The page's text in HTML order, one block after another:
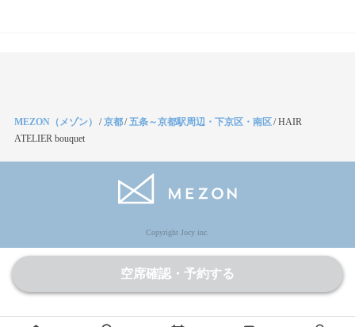
空席確認・予約する
MEZON（メゾン） /京都/五条～京都駅周辺・下京区・南区/HAIR
ATELIER bouquet
Copyright Jocy inc.